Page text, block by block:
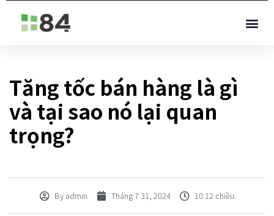
Tăng tốc bán hàng là gì
và tại sao nó lại quan
trọng?
By admin Tháng 7 31, 2024 10:12 chiều